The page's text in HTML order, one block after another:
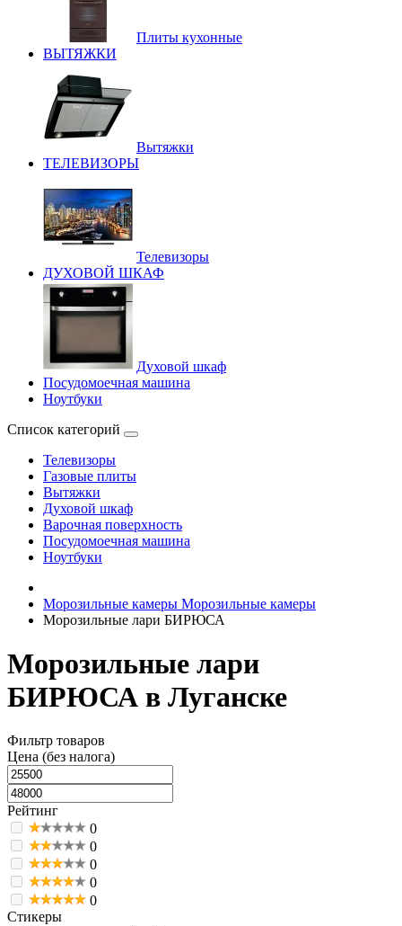
Плиты кухонные
ВЫТЯЖКИ
Вытяжки
ТЕЛЕВИЗОРЫ
Телевизоры
ДУХОВОЙ ШКАФ
Духовой шкаф
Посудомоечная машина
Ноутбуки
Список категорий
Телевизоры
Газовые плиты
Вытяжки
Духовой шкаф
Варочная поверхность
Посудомоечная машина
Ноутбуки
Морозильные камеры Морозильные камеры
Морозильные лари БИРЮСА
Морозильные лари
БИРЮСА в Луганске
Фильтр товаров
Цена (без налога)
Рейтинг
0
0
0
0
0
Стикеры